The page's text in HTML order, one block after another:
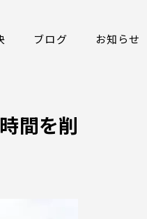
ブログ お知らせ
間を削